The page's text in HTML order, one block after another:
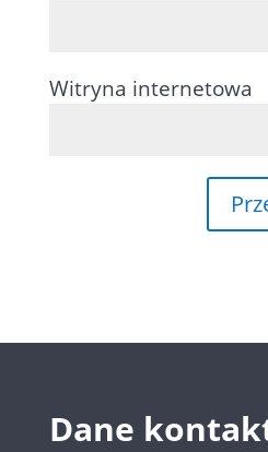
Witryna internetowa
Dane